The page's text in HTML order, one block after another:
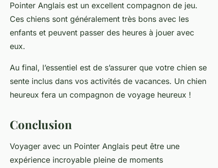
Pointer Anglais est un excellent compagnon de jeu.
Ces chiens sont généralement très bons avec les
enfants et peuvent passer des heures à jouer avec
eux.
Au final, l’essentiel est de s’assurer que votre chien se
sente inclus dans vos activités de vacances. Un chien
heureux fera un compagnon de voyage heureux !
Conclusion
Voyager avec un Pointer Anglais peut être une
expérience incroyable pleine de moments